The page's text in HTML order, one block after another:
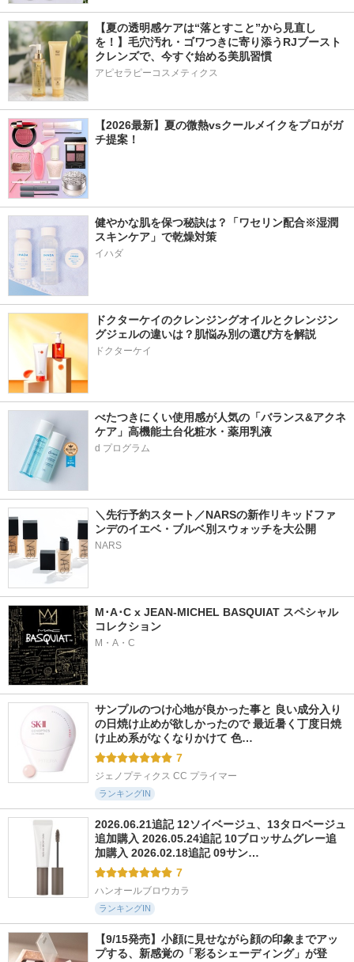
【夏の透明感ケアは“落とすこと”から見直し
を！】毛穴汚れ・ゴワつきに寄り添うRJブースト
クレンズで、今すぐ始める美肌習慣
アピセラピーコスメティクス
【2026最新】夏の微熱vsクールメイクをプロがガ
チ提案！
健やかな肌を保つ秘訣は？「ワセリン配合※湿潤
スキンケア」で乾燥対策
イハダ
ドクターケイのクレンジングオイルとクレンジン
グジェルの違いは？肌悩み別の選び方を解説
ドクターケイ
べたつきにくい使用感が人気の「バランス&アクネ
ケア」高機能土台化粧水・薬用乳液
＼先行予約スタート／NARSの新作リキッドファ
ンデのイエベ・ブルベ別スウォッチを大公開
NARS
M･A･C x JEAN-MICHEL BASQUIAT スペシャル
コレクション
M・A・C
サンプルのつけ心地が良かった事と 良い成分入り
の日焼け止めが欲しかったので 最近暑く丁度日焼
け止め系がなくなりかけて 色…
7
ジェノプティクス CC プライマー
ランキングIN
2026.06.21追記 12ソイベージュ、13タロベージュ
追加購入 2026.05.24追記 10ブロッサムグレー追
加購入 2026.02.18追記 09サン…
7
ハンオールブロウカラ
ランキングIN
【9/15発売】小顔に見せながら顔の印象までアッ
プする、新感覚の「彩るシェーディング」が登